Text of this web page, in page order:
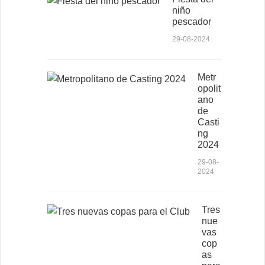
niño
pescador
29-08-2024
Metr
opolit
ano
de
Casti
ng
2024
29-08-
2024
Tres
nue
vas
cop
as